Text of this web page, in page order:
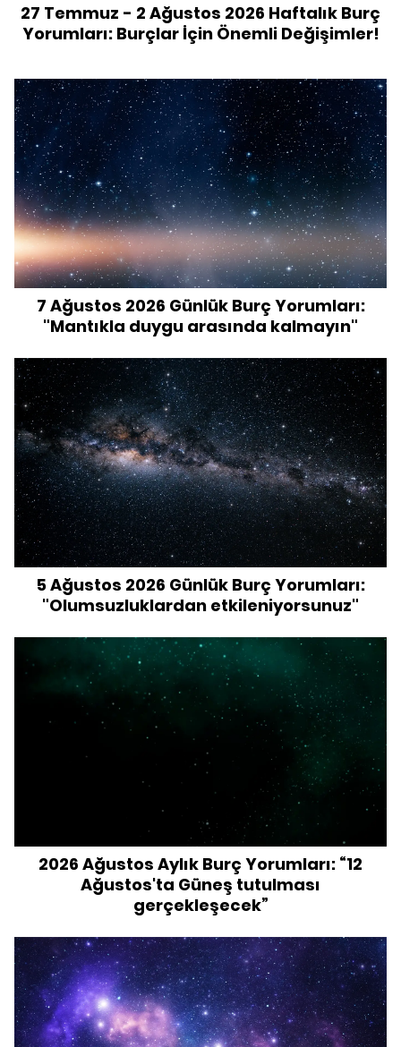
27 Temmuz - 2 Ağustos 2026 Haftalık Burç
Yorumları: Burçlar İçin Önemli Değişimler!
7 Ağustos 2026 Günlük Burç Yorumları:
"Mantıkla duygu arasında kalmayın"
5 Ağustos 2026 Günlük Burç Yorumları:
"Olumsuzluklardan etkileniyorsunuz"
2026 Ağustos Aylık Burç Yorumları: “12
Ağustos'ta Güneş tutulması
gerçekleşecek”